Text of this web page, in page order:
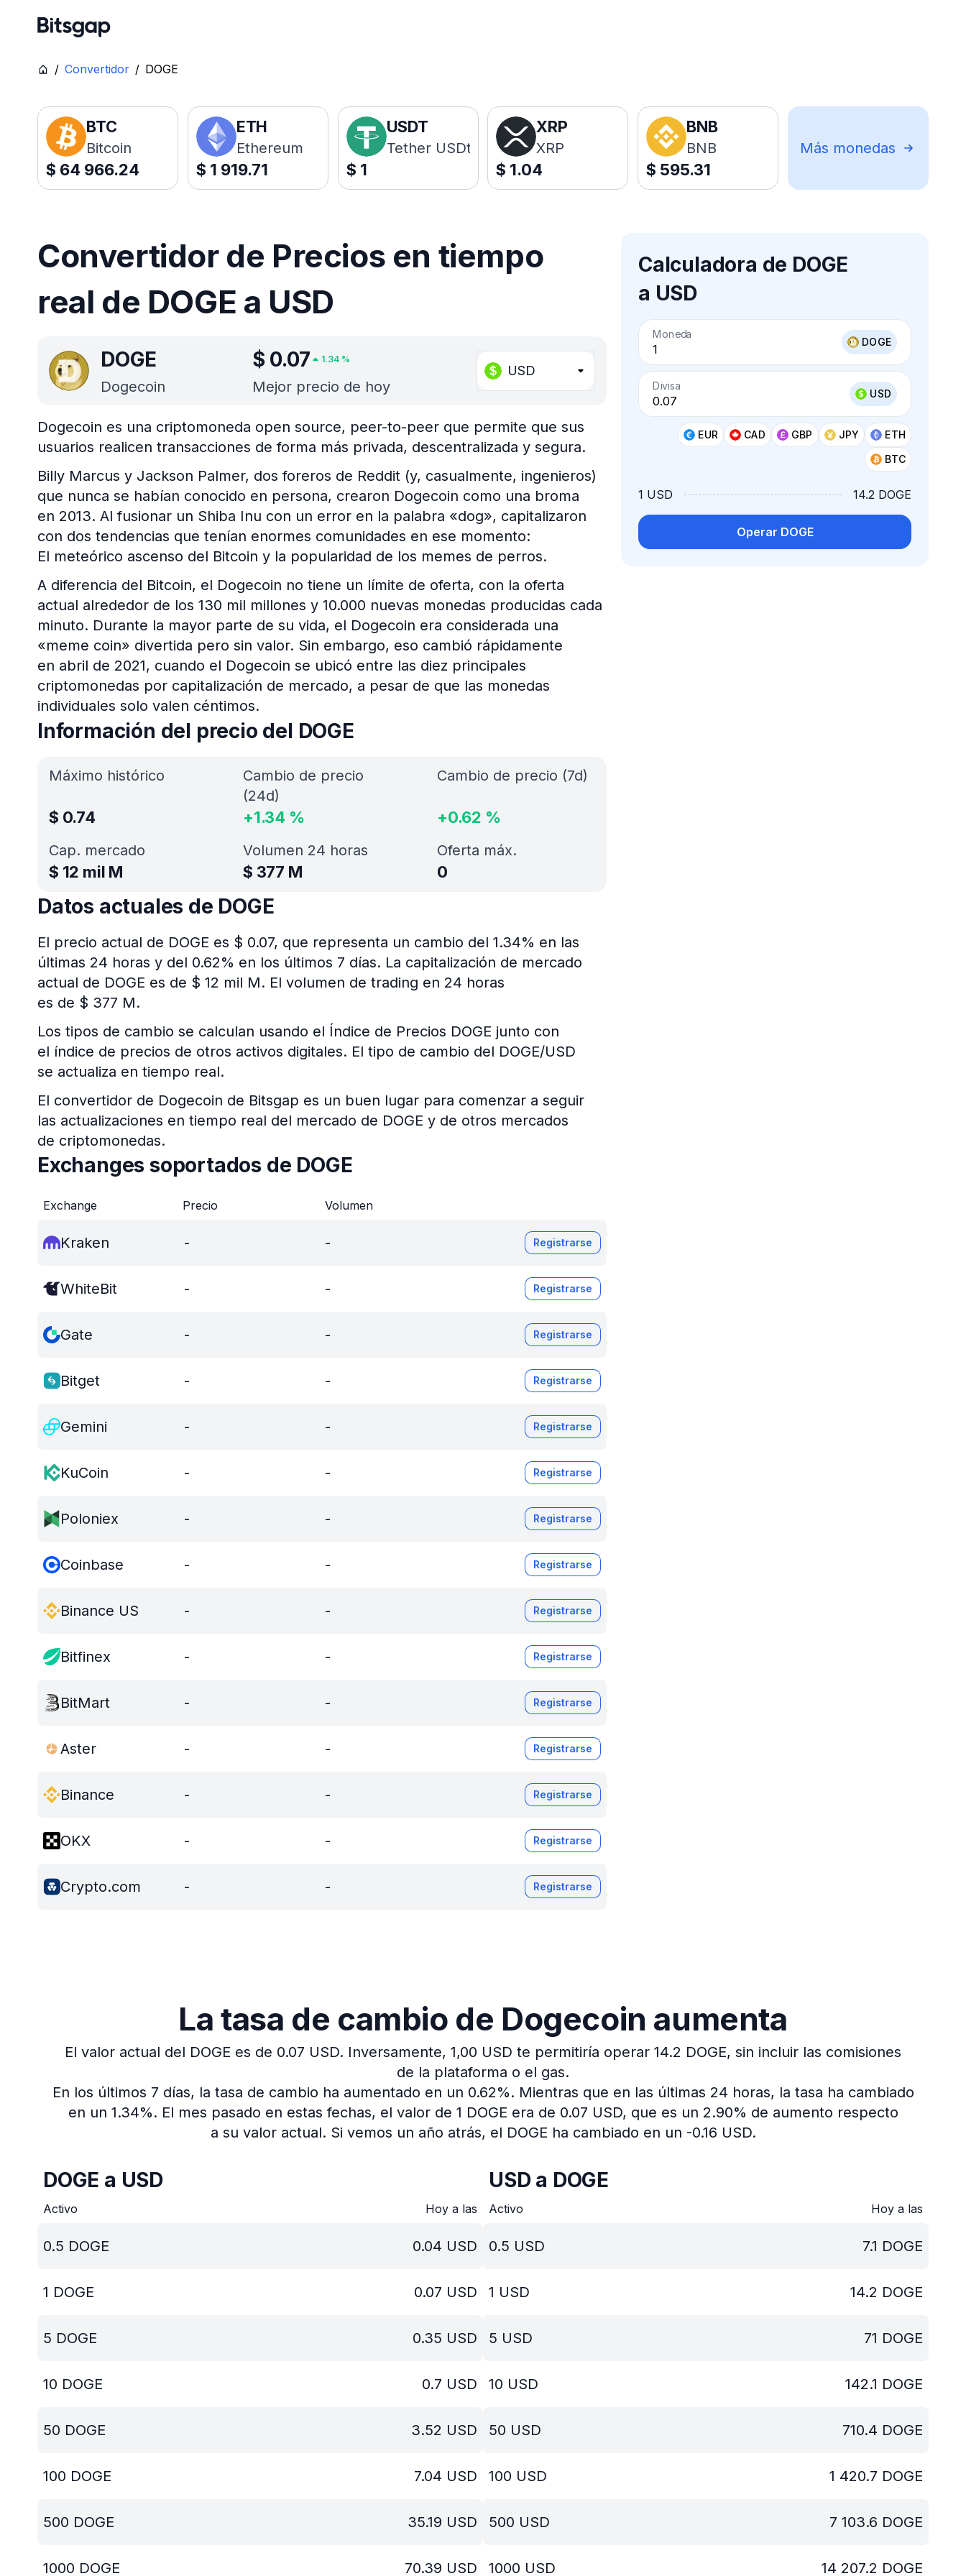
/ Convertidor / DOGE
BTC
Bitcoin
$ 64 966.24
ETH
Ethereum
$ 1 919.71
USDT
Tether USDt
$ 1
XRP
XRP
$ 1.04
BNB
BNB
$ 595.31
Más monedas
Convertidor de Precios en tiempo
real de DOGE a USD
DOGE
Dogecoin
$ 0.07 1.34 %
Mejor precio de hoy
USD
Calculadora de DOGE
a USD
Moneda
DOGE
Divisa
USD
EUR CAD GBP JPY
ETH
BTC
1 USD 14.2 DOGE
Operar DOGE
Dogecoin es una criptomoneda open source, peer-to-peer que permite que sus
usuarios realicen transacciones de forma más privada, descentralizada y segura.
Billy Marcus y Jackson Palmer, dos foreros de Reddit (y, casualmente, ingenieros)
que nunca se habían conocido en persona, crearon Dogecoin como una broma
en 2013. Al fusionar un Shiba Inu con un error en la palabra «dog», capitalizaron
con dos tendencias que tenían enormes comunidades en ese momento:
El meteórico ascenso del Bitcoin y la popularidad de los memes de perros.
A diferencia del Bitcoin, el Dogecoin no tiene un límite de oferta, con la oferta
actual alrededor de los 130 mil millones y 10.000 nuevas monedas producidas cada
minuto. Durante la mayor parte de su vida, el Dogecoin era considerada una
«meme coin» divertida pero sin valor. Sin embargo, eso cambió rápidamente
en abril de 2021, cuando el Dogecoin se ubicó entre las diez principales
criptomonedas por capitalización de mercado, a pesar de que las monedas
individuales solo valen céntimos.
Información del precio del DOGE
Máximo histórico
$ 0.74
Cap. mercado
$ 12 mil M
Cambio de precio
(24d)
+1.34 %
Cambio de precio (7d)
+0.62 %
Volumen 24 horas
$ 377 M
Oferta máx.
0
Datos actuales de DOGE
El precio actual de DOGE es $ 0.07, que representa un cambio del 1.34% en las
últimas 24 horas y del 0.62% en los últimos 7 días. La capitalización de mercado
actual de DOGE es de $ 12 mil M. El volumen de trading en 24 horas
es de $ 377 M.
Los tipos de cambio se calculan usando el Índice de Precios DOGE junto con
el índice de precios de otros activos digitales. El tipo de cambio del DOGE/USD
se actualiza en tiempo real.
El convertidor de Dogecoin de Bitsgap es un buen lugar para comenzar a seguir
las actualizaciones en tiempo real del mercado de DOGE y de otros mercados
de criptomonedas.
Exchanges soportados de DOGE
Exchange Precio Volumen
Kraken - - Registrarse
WhiteBit - - Registrarse
Gate - - Registrarse
Bitget - - Registrarse
Gemini - - Registrarse
KuCoin - - Registrarse
Poloniex - - Registrarse
Coinbase - - Registrarse
Binance US - - Registrarse
Bitfinex - - Registrarse
BitMart - - Registrarse
Aster - - Registrarse
Binance - - Registrarse
OKX - - Registrarse
Crypto.com - - Registrarse
La tasa de cambio de Dogecoin aumenta
El valor actual del DOGE es de 0.07 USD. Inversamente, 1,00 USD te permitiría operar 14.2 DOGE, sin incluir las comisiones
de la plataforma o el gas.
En los últimos 7 días, la tasa de cambio ha aumentado en un 0.62%. Mientras que en las últimas 24 horas, la tasa ha cambiado
en un 1.34%. El mes pasado en estas fechas, el valor de 1 DOGE era de 0.07 USD, que es un 2.90% de aumento respecto
a su valor actual. Si vemos un año atrás, el DOGE ha cambiado en un -0.16 USD.
DOGE a USD
Activo Hoy a las
0.5 DOGE 0.04 USD
1 DOGE 0.07 USD
5 DOGE 0.35 USD
10 DOGE 0.7 USD
50 DOGE 3.52 USD
100 DOGE 7.04 USD
500 DOGE 35.19 USD
1000 DOGE 70.39 USD
USD a DOGE
Activo Hoy a las
0.5 USD 7.1 DOGE
1 USD 14.2 DOGE
5 USD 71 DOGE
10 USD 142.1 DOGE
50 USD 710.4 DOGE
100 USD 1 420.7 DOGE
500 USD 7 103.6 DOGE
1000 USD 14 207.2 DOGE